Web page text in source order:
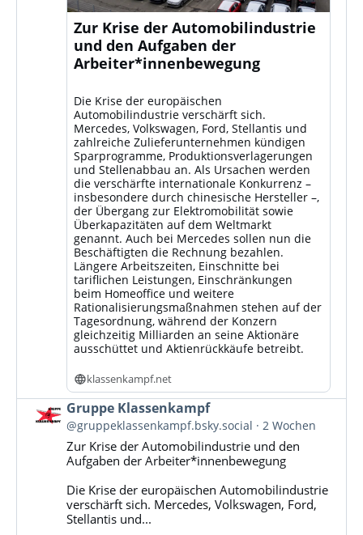
Zur Krise der Automobilindustrie
und den Aufgaben der
Arbeiter*innenbewegung
Die Krise der europäischen
Automobilindustrie verschärft sich.
Mercedes, Volkswagen, Ford, Stellantis und
zahlreiche Zulieferunternehmen kündigen
Sparprogramme, Produktionsverlagerungen
und Stellenabbau an. Als Ursachen werden
die verschärfte internationale Konkurrenz –
insbesondere durch chinesische Hersteller –,
der Übergang zur Elektromobilität sowie
Überkapazitäten auf dem Weltmarkt
genannt. Auch bei Mercedes sollen nun die
Beschäftigten die Rechnung bezahlen.
Längere Arbeitszeiten, Einschnitte bei
tariflichen Leistungen, Einschränkungen
beim Homeoffice und weitere
Rationalisierungsmaßnahmen stehen auf der
Tagesordnung, während der Konzern
gleichzeitig Milliarden an seine Aktionäre
ausschüttet und Aktienrückkäufe betreibt.
klassenkampf.net
Beitrag
von
Gruppe
Klassenkampf
Bluesky
ansehen
Gruppe Klassenkampf
@gruppeklassenkampf.bsky.social 2 Wochen
Zur Krise der Automobilindustrie und den
Aufgaben der Arbeiter*innenbewegung
Die Krise der europäischen Automobilindustrie
verschärft sich. Mercedes, Volkswagen, Ford,
Stellantis und...